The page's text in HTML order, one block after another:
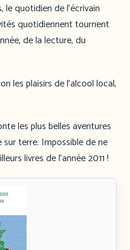
quotidien de l’écrivain
quotidiennent tournent
de la lecture, du
les plaisirs de l’alcool local,
les plus belles aventures
terre. Impossible de ne
livres de l’année 2011 !